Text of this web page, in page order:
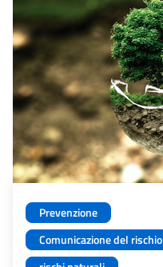
Prevenzione
Comunicazione del rischio